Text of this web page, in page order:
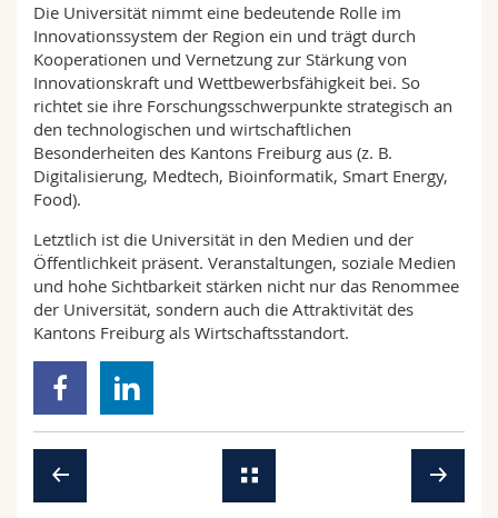
Die Universität nimmt eine bedeutende Rolle im
Innovationssystem der Region ein und trägt durch
Kooperationen und Vernetzung zur Stärkung von
Innovationskraft und Wettbewerbsfähigkeit bei. So
richtet sie ihre Forschungsschwerpunkte strategisch an
den technologischen und wirtschaftlichen
Besonderheiten des Kantons Freiburg aus (z. B.
Digitalisierung, Medtech, Bioinformatik, Smart Energy,
Food).
Letztlich ist die Universität in den Medien und der
Öffentlichkeit präsent. Veranstaltungen, soziale Medien
und hohe Sichtbarkeit stärken nicht nur das Renommee
der Universität, sondern auch die Attraktivität des
Kantons Freiburg als Wirtschaftsstandort.